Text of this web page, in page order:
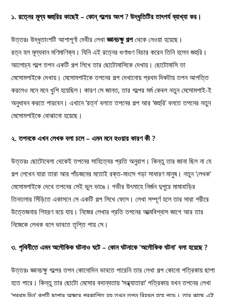
১. রত্নের মূল্য জহুরির কাছেই – কোন্‌ গল্পের অংশ ? উদ্ধৃতিটির তাৎপর্য ব্যাখ্যা কর।
উত্তরঃ উদ্ধৃতাংশটি আশাপূর্ণা দেবীর লেখাজ্ঞানচক্ষু গল্পথেকে নেওয়া হয়েছে।
রত্ন হল মূল্যবান মণিমাণিক্য। যিনি এই রত্নের গুণাগুণ বিচার করেন তিনি হলেন জহুরি।
আলোচ্য গল্পে তপন একটি গল্প লিখে তার ছোটোমাসিকে দেখায়। ছোটোমাসি তা
মেসোমশাইকে দেখায়। মেসোমশাইকে তপনের গল্প দেখানোয় প্রথম দিকটায় তপন আপত্তি
করলেও মনে মনে খুশি হয়েছিল। কারণ সে জানত, তার গল্পের মর্ম কেবল নতুন মেসোমশাই-ই
অনুধাবন করতে পারবেন। এখানে ‘রত্ন’ বলতে তপনের গল্প আর ‘জহুরি’ বলতে তপনের নতুন
মেসোমশাইকে বোঝানো হয়েছে।
২. তপনকে এখন লেখক বলা চলে – এমন মনে হওয়ার কারণ কী ?
উত্তরঃ ছোটোবেলা থেকেই তপনের সাহিত্যের প্রতি অনুরাগ। কিন্তু তার জানা ছিল না যে
গল্প লেখেন যারা তারা আর পাঁচজনের মতোই রক্ত-মাংসে গড়া সাধারণ মানুষ। নতুন ‘লেখক’
মেসোমশাইকে দেখে তপনের সেই ভুল ভাঙে। গভীর উৎসাহে নির্জন দুপুরে মামাবাড়ির
তিনতলার সিঁড়িতে একাসনে সে একটি গল্প লিখে ফেলে। লেখা সম্পূর্ণ হলে তার সারা শরীরে
উত্তেজনার শিহরণ বয়ে যায়। নিজের লেখার প্রতি তপনের আত্মবিশ্বাস জাগে আর তার
নিজেকে লেখক বলে ভাবতে তৃপ্তি পায় সে।
৩. পৃথিবীতে এমন অলৌকিক ঘটনাও ঘটে – কোন ঘটনাকে ‘অলৌকিক ঘটনা’ বলা হয়েছে ?
উত্তরঃ জ্ঞানচক্ষু গল্পের তপন কোনোদিন ভাবতে পারেনি তার লেখা গল্প কোনো পত্রিকায় ছাপা
হতে পারে। কিন্তু তার ছোটো মেসোর বদান্যতায় ‘সন্ধ্যাতারা’ পত্রিকায় যখন তপনের লেখা